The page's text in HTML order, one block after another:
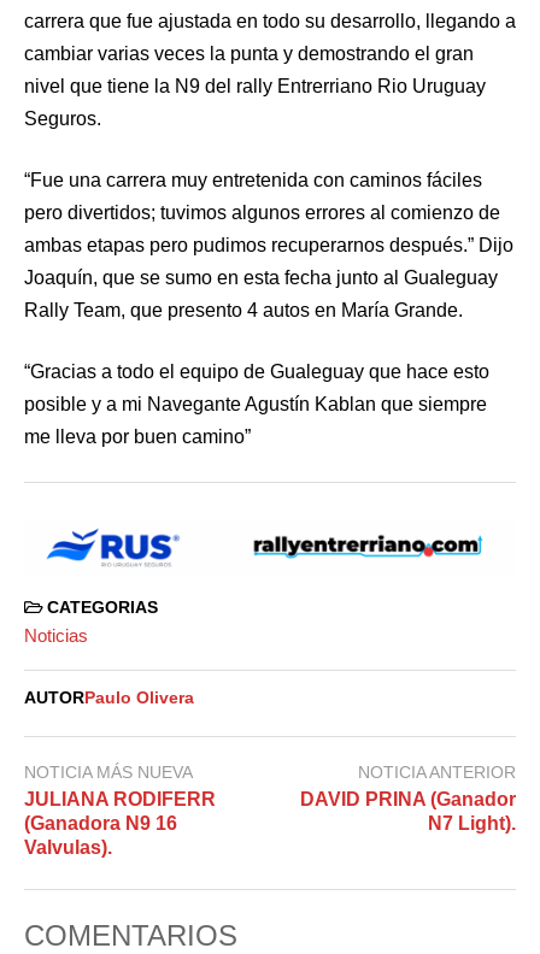
carrera que fue ajustada en todo su desarrollo, llegando a
cambiar varias veces la punta y demostrando el gran
nivel que tiene la N9 del rally Entrerriano Rio Uruguay
Seguros.
“Fue una carrera muy entretenida con caminos fáciles
pero divertidos; tuvimos algunos errores al comienzo de
ambas etapas pero pudimos recuperarnos después.” Dijo
Joaquín, que se sumo en esta fecha junto al Gualeguay
Rally Team, que presento 4 autos en María Grande.
“Gracias a todo el equipo de Gualeguay que hace esto
posible y a mi Navegante Agustín Kablan que siempre
me lleva por buen camino”
CATEGORIAS
Noticias
AUTOR Paulo Olivera
NOTICIA MÁS NUEVA
JULIANA RODIFERR
(Ganadora N9 16
Valvulas).
NOTICIA ANTERIOR
DAVID PRINA (Ganador
N7 Light).
COMENTARIOS